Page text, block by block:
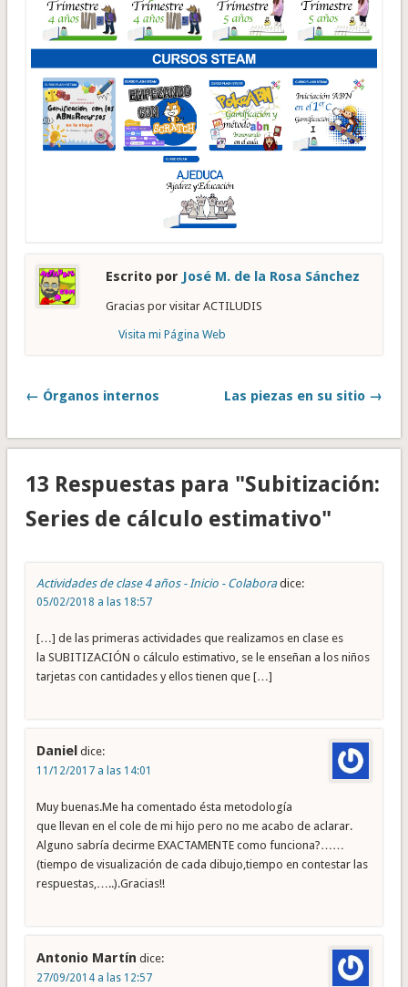
Escrito por José M. de la Rosa Sánchez
Gracias por visitar ACTILUDIS
Visita mi Página Web
← Órganos internos Las piezas en su sitio →
13 Respuestas para "Subitización:
Series de cálculo estimativo"
Actividades de clase 4 años - Inicio - Colabora dice:
05/02/2018 a las 18:57
[…] de las primeras actividades que realizamos en clase es
la SUBITIZACIÓN o cálculo estimativo, se le enseñan a los niños
tarjetas con cantidades y ellos tienen que […]
Daniel dice:
11/12/2017 a las 14:01
Muy buenas.Me ha comentado ésta metodología
que llevan en el cole de mi hijo pero no me acabo de aclarar.
Alguno sabría decirme EXACTAMENTE como funciona?……
(tiempo de visualización de cada dibujo,tiempo en contestar las
respuestas,…..).Gracias!!
Antonio Martín dice:
27/09/2014 a las 12:57